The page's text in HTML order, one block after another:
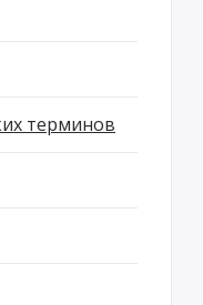
терминов